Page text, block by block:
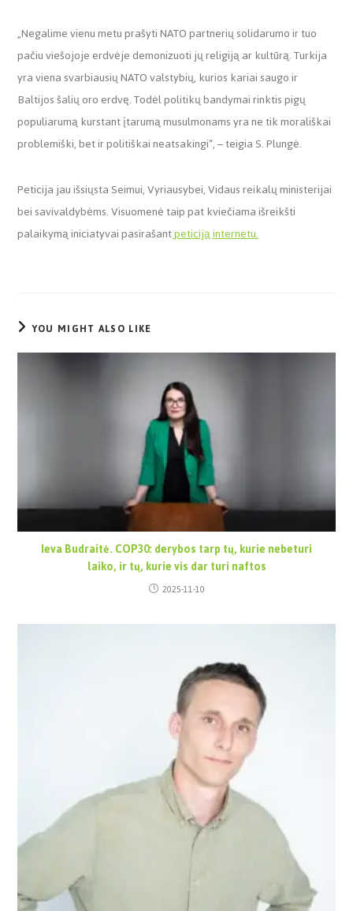
„Negalime vienu metu prašyti NATO partnerių solidarumo ir tuo
pačiu viešojoje erdvėje demonizuoti jų religiją ar kultūrą. Turkija
yra viena svarbiausių NATO valstybių, kurios kariai saugo ir
Baltijos šalių oro erdvę. Todėl politikų bandymai rinktis pigų
populiarumą kurstant įtarumą musulmonams yra ne tik morališkai
problemiški, bet ir politiškai neatsakingi“, – teigia S. Plungė.
Peticija jau išsiųsta Seimui, Vyriausybei, Vidaus reikalų ministerijai
bei savivaldybėms. Visuomenė taip pat kviečiama išreikšti
palaikymą iniciatyvai pasirašantpeticiją internetu.
YOU MIGHT ALSO LIKE
Ieva Budraitė. COP30: derybos tarp tų, kurie nebeturi
laiko, ir tų, kurie vis dar turi naftos
2025-11-10